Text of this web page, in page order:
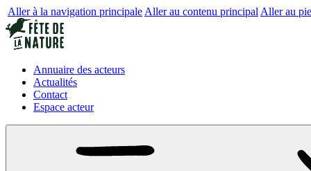
Aller à la navigation principale Aller au contenu principal Aller au
Annuaire des acteurs
Actualités
Contact
Espace acteur